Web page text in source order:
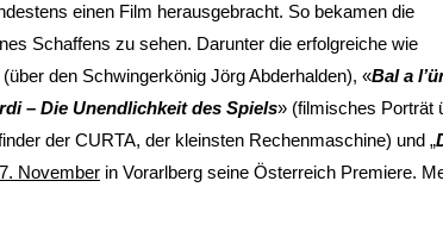
einen Film herausgebracht. So bekamen die
Schaffens zu sehen. Darunter die erfolgreiche wie
(über den Schwingerkönig Jörg Abderhalden), «Bal a
– Die Unendlichkeit des Spiels» (filmisches Porträt
der CURTA, der kleinsten Rechenmaschine) und „
7. November in Vorarlberg seine Österreich Premiere.